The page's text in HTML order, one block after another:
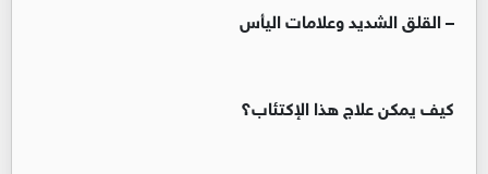
– القلق الشديد وعلامات اليأس
كيف يمكن علاج هذا الإكتئاب؟